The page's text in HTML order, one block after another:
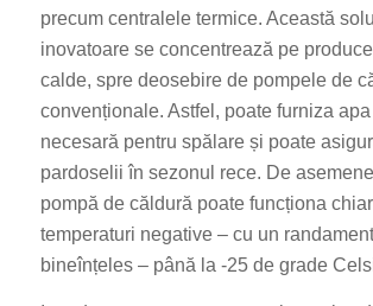
precum centralele termice. Această
inovatoare se concentrează pe
calde, spre deosebire de pompele de
convenționale. Astfel, poate furniza
necesară pentru spălare și poate
pardoselii în sezonul rece. De
pompă de căldură poate funcționa
temperaturi negative – cu un
bineînțeles – până la -25 de grade